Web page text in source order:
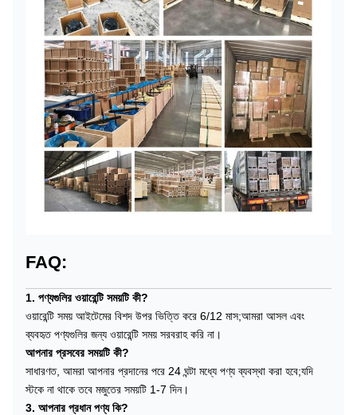
FAQ:
1. পণ্যগুলির ওয়ারেন্টি সময়টি কী?
ওয়ারেন্টি সময় আইটেমের বিশদ উপর ভিত্তি করে 6/12 মাস;আমরা আসল এবং
ব্যবহৃত পণ্যগুলির জন্য ওয়ারেন্টি সময় সরবরাহ করি না।
আপনার প্রসবের সময়টি কী?
সাধারণত, আমরা আপনার প্রদানের পরে 24 ঘন্টা মধ্যে পণ্য ব্যবস্থা করা হবে;যদি
স্টকে না থাকে তবে মজুতের সময়টি 1-7 দিন।
3. আপনার প্রধান পণ্য কি?